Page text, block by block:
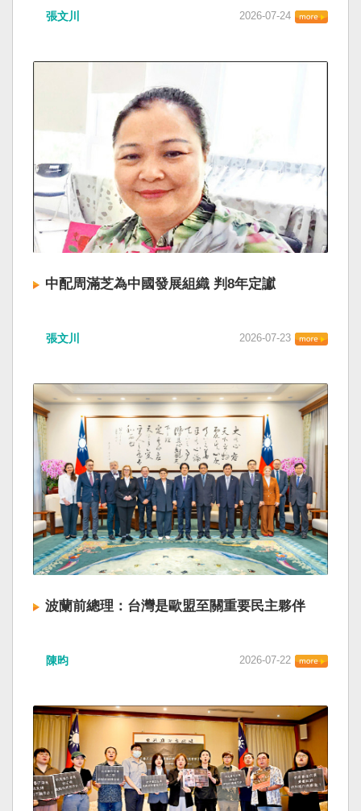
張文川 2026-07-24
中配周滿芝為中國發展組織 判8年定讞
張文川 2026-07-23
波蘭前總理：台灣是歐盟至關重要民主夥伴
陳昀 2026-07-22